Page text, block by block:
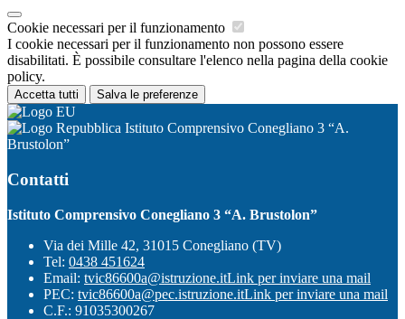
Cookie necessari per il funzionamento
I cookie necessari per il funzionamento non possono essere
disabilitati. È possibile consultare l'elenco nella pagina della cookie
policy.
Accetta tutti Salva le preferenze
Istituto Comprensivo Conegliano 3 “A.
Brustolon”
Contatti
Istituto Comprensivo Conegliano 3 “A. Brustolon”
Via dei Mille 42, 31015 Conegliano (TV)
Tel: 0438 451624
Email: tvic86600a@istruzione.itLink per inviare una mail
PEC: tvic86600a@pec.istruzione.itLink per inviare una mail
C.F.: 91035300267